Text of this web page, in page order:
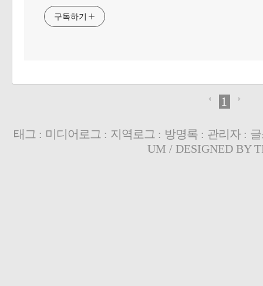
구독하기
1
태그 : 미디어로그 : 지역로그 : 방명록 : 관리자:
UM / DESIGNED BY